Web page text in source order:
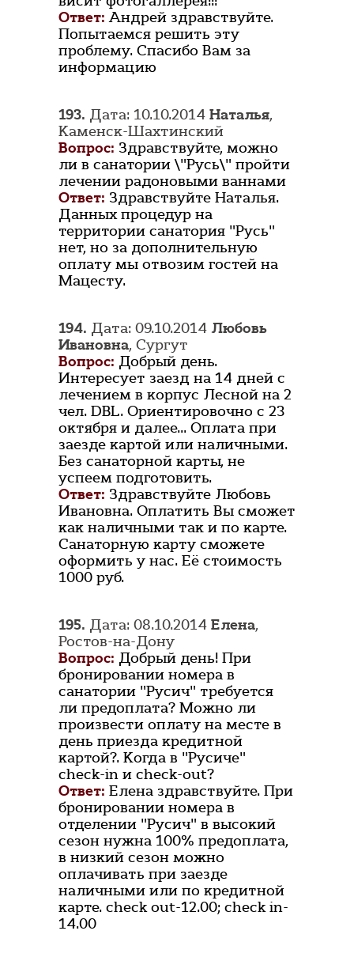
Ответ: Андрей здравствуйте.
Попытаемся решить эту
проблему. Спасибо Вам за
информацию
193. Дата: 10.10.2014 Наталья,
Каменск-Шахтинский
Вопрос: Здравствуйте, можно
ли в санатории \"Русь\" пройти
лечении радоновыми ваннами
Ответ: Здравствуйте Наталья.
Данных процедур на
территории санатория "Русь"
нет, но за дополнительную
оплату мы отвозим гостей на
Мацесту.
194. Дата: 09.10.2014 Любовь
Ивановна, Сургут
Вопрос: Добрый день.
Интересует заезд на 14 дней с
лечением в корпус Лесной на 2
чел. DBL. Ориентировочно с 23
октября и далее... Оплата при
заезде картой или наличными.
Без санаторной карты, не
успеем подготовить.
Ответ: Здравствуйте Любовь
Ивановна. Оплатить Вы сможет
как наличными так и по карте.
Санаторную карту сможете
оформить у нас. Её стоимость
1000 руб.
195. Дата: 08.10.2014 Елена,
Ростов-на-Дону
Вопрос: Добрый день! При
бронировании номера в
санатории "Русич" требуется
ли предоплата? Можно ли
произвести оплату на месте в
день приезда кредитной
картой?. Когда в "Русиче"
check-in и check-out?
Ответ: Елена здравствуйте. При
бронировании номера в
отделении "Русич" в высокий
сезон нужна 100% предоплата,
в низкий сезон можно
оплачивать при заезде
наличными или по кредитной
карте. check out-12.00; check in-
14.00